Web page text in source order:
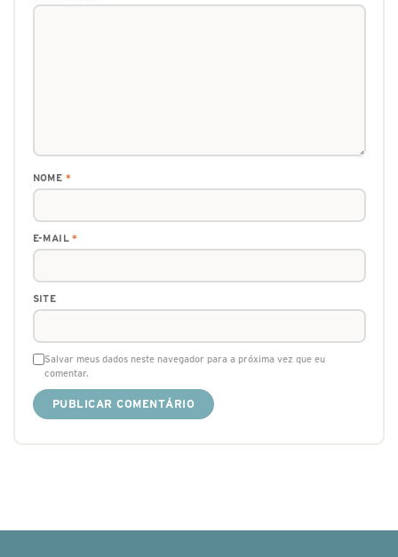
NOME *
E-MAIL*
SITE
Salvar meus dados neste navegador para a próxima vez que eu
comentar.